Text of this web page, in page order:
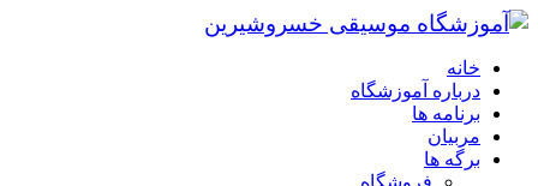
خانه
درباره آموزشگاه
برنامه ها
مربیان
برگه ها
فروشگاه